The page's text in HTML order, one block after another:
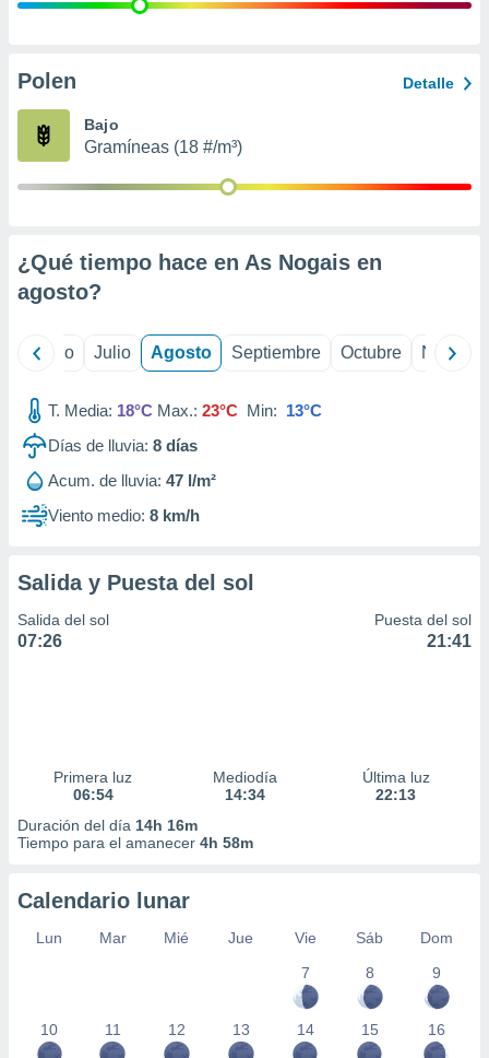
e
publicidad
Polen Detalle
Bajo
Gramíneas (18 #/m³)
¿Qué tiempo hace en As Nogais en
agosto?
Junio Julio Agosto Septiembre Octubre
T. Media: 18°C Max.: 23°C Min: 13°C
Días de lluvia: 8 días
Acum. de lluvia: 47 l/m²
Viento medio: 8 km/h
Salida y Puesta del sol
Salida del sol
07:26
Puesta del sol
21:41
Primera luz
06:54
Mediodía
14:34
Última luz
22:13
Duración del día 14h 16m
Tiempo para el amanecer 4h 58m
Calendario lunar
Lun Mar Mié Jue Vie Sáb
Dom
7
8 9
10 11 12 13 14 15 16